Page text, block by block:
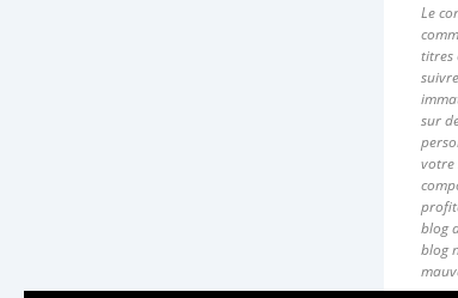
Le
titres
sur
votre
blog
blog